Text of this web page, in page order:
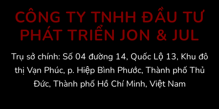
CÔNG TY TNHH ĐẦU TƯ
PHÁT TRIỂN JON & JUL
Trụ sở chính: Số 04 đường 14, Quốc Lộ 13, Khu đô
thị Vạn Phúc, p. Hiệp Bình Phước, Thành phố Thủ
Đức, Thành phố Hồ Chí Minh, Việt Nam